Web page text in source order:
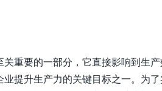
重要的一部分，它直接影响到生
提升生产力的关键目标之一。为